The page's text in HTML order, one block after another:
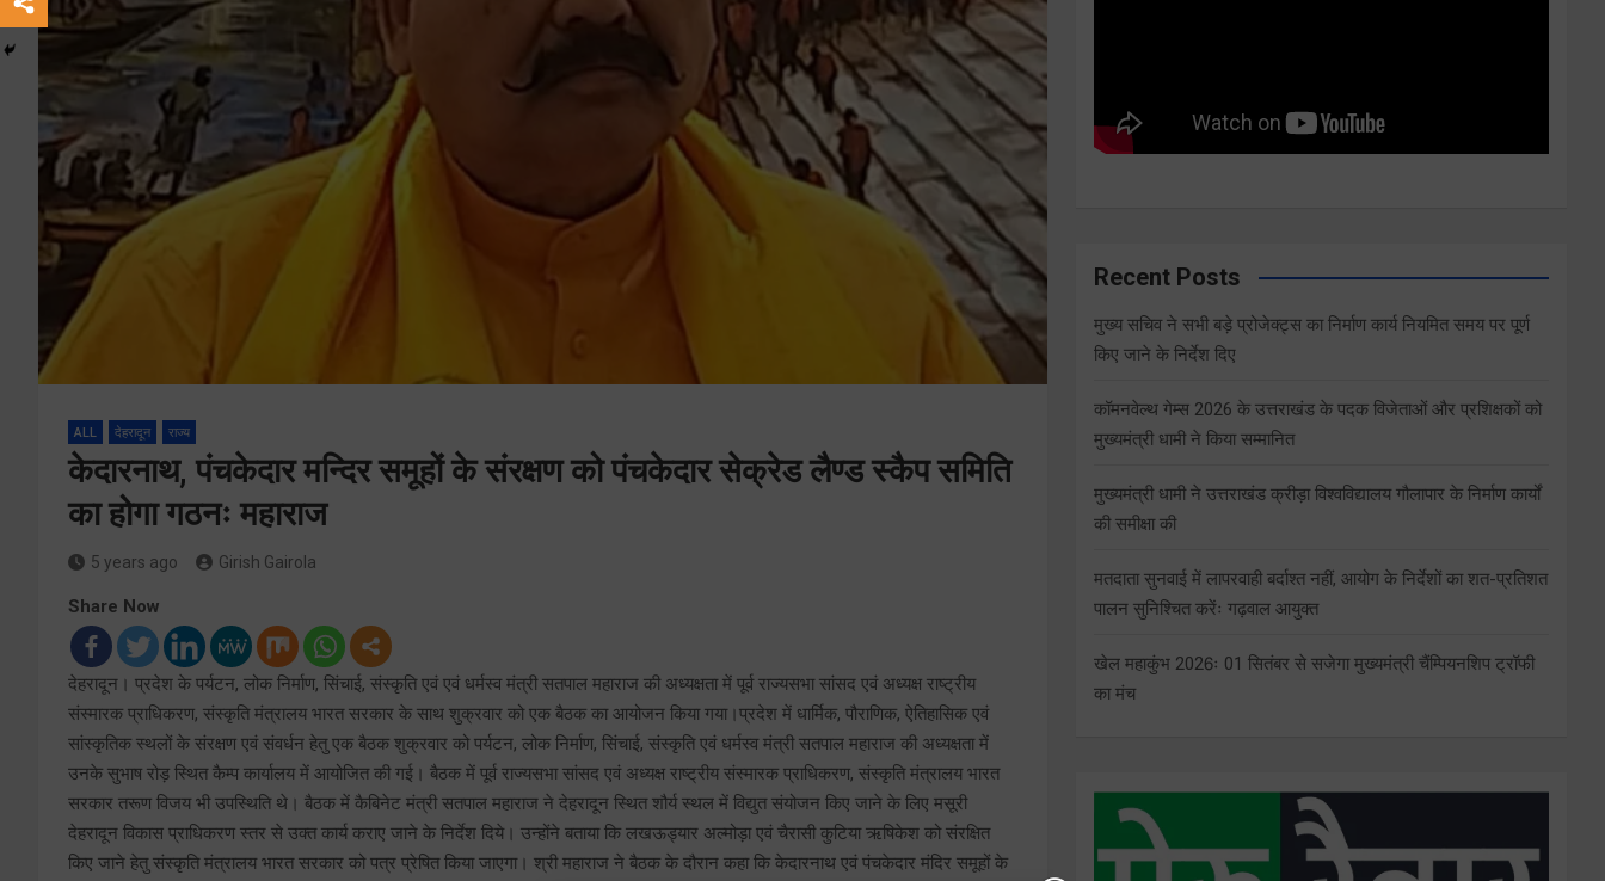
ALL देहरादून राज्य
केदारनाथ, पंचकेदार मन्दिर समूहों के संरक्षण को पंचकेदार सेक्रेड लैण्ड स्कैप समिति
का होगा गठनः महाराज
5 years ago Girish Gairola
Share Now
देहरादून। प्रदेश के पर्यटन, लोक निर्माण, सिंचाई, संस्कृति एवं एवं धर्मस्व मंत्री सतपाल महाराज की अध्यक्षता में पूर्व राज्यसभा सांसद एवं अध्यक्ष राष्ट्रीय
संस्मारक प्राधिकरण, संस्कृति मंत्रालय भारत सरकार के साथ शुक्रवार को एक बैठक का आयोजन किया गया।प्रदेश में धार्मिक, पौराणिक, ऐतिहासिक एवं
सांस्कृतिक स्थलों के संरक्षण एवं संवर्धन हेतु एक बैठक शुक्रवार को पर्यटन, लोक निर्माण, सिंचाई, संस्कृति एवं धर्मस्व मंत्री सतपाल महाराज की अध्यक्षता में
उनके सुभाष रोड़ स्थित कैम्प कार्यालय में आयोजित की गई। बैठक में पूर्व राज्यसभा सांसद एवं अध्यक्ष राष्ट्रीय संस्मारक प्राधिकरण, संस्कृति मंत्रालय भारत
सरकार तरूण विजय भी उपस्थिति थे। बैठक में कैबिनेट मंत्री सतपाल महाराज ने देहरादून स्थित शौर्य स्थल में विद्युत संयोजन किए जाने के लिए मसूरी
देहरादून विकास प्राधिकरण स्तर से उक्त कार्य कराए जाने के निर्देश दिये। उन्होंने बताया कि लखऊड्यार अल्मोड़ा एवं चैरासी कुटिया ऋषिकेश को संरक्षित
किए जाने हेतु संस्कृति मंत्रालय भारत सरकार को पत्र प्रेषित किया जाएगा। श्री महाराज ने बैठक के दौरान कहा कि केदारनाथ एवं पंचकेदार मंदिर समूहों के
Recent Posts
मुख्य सचिव ने सभी बड़े प्रोजेक्ट्स का निर्माण कार्य नियमित समय पर पूर्ण
किए जाने के निर्देश दिए
कॉमनवेल्थ गेम्स 2026 के उत्तराखंड के पदक विजेताओं और प्रशिक्षकों को
मुख्यमंत्री धामी ने किया सम्मानित
मुख्यमंत्री धामी ने उत्तराखंड क्रीड़ा विश्वविद्यालय गौलापार के निर्माण कार्यों
की समीक्षा की
मतदाता सुनवाई में लापरवाही बर्दाश्त नहीं, आयोग के निर्देशों का शत-प्रतिशत
पालन सुनिश्चित करेंः गढ़वाल आयुक्त
खेल महाकुंभ 2026ः 01 सितंबर से सजेगा मुख्यमंत्री चैंम्पियनशिप ट्रॉफी
का मंच